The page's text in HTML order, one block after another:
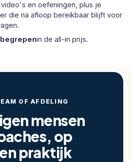
en oefeningen, plus je
die na afloop bereikbaar blijft voor
in de all-in prijs.
OF AFDELING
mensen
op
praktijk